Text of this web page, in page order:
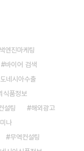
엔진마케팅
바이어 검색
네시아수출
식품정보
설팅
해외광고
나
무역컨설팅